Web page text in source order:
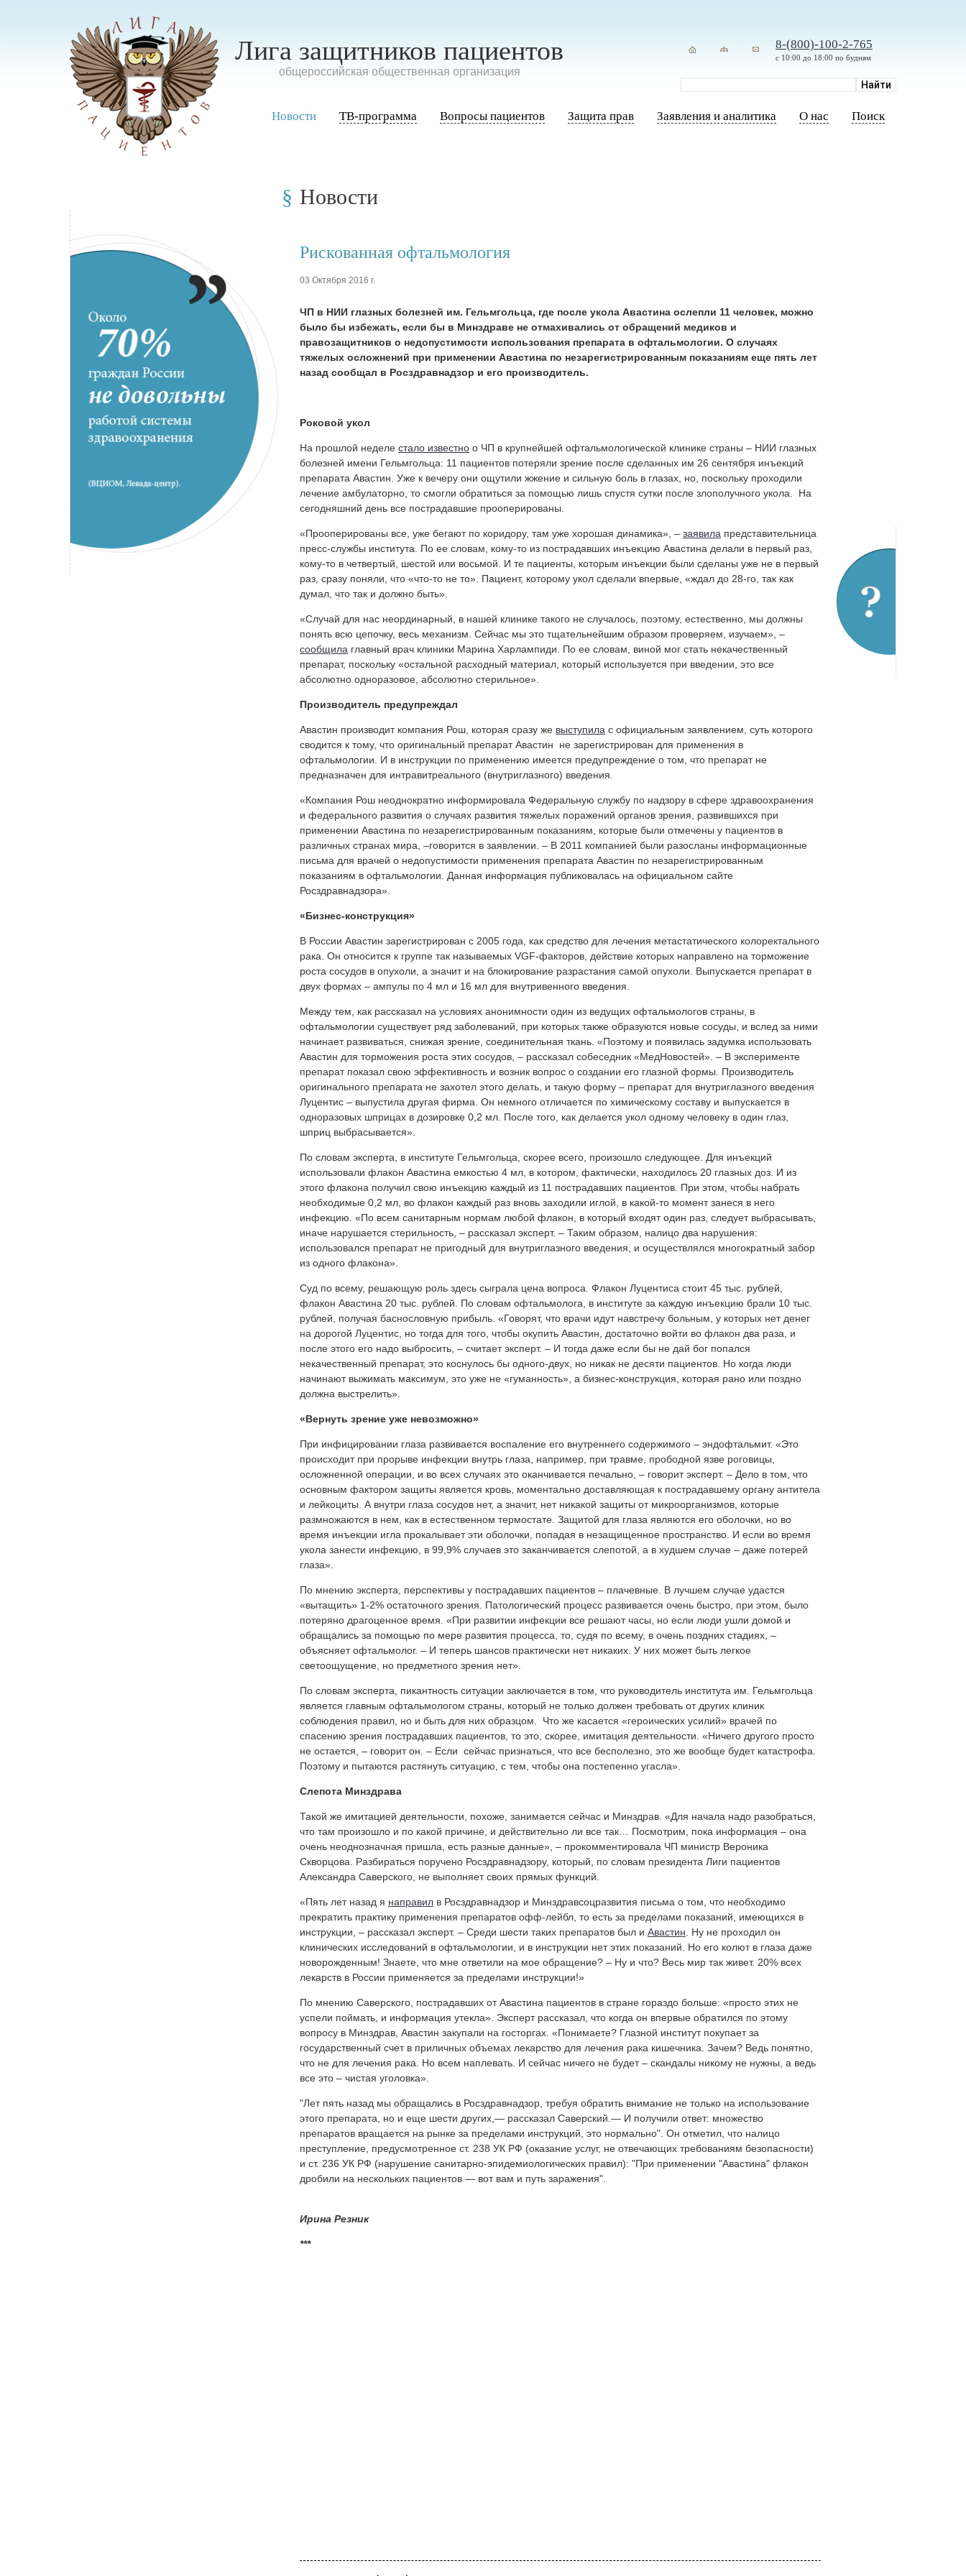
Лига защитников пациентов
oбщероссийская общественная организация
8-(800)-100-2-765
с 10:00 до 18:00 по будням
Новости ТВ-программа Вопросы пациентов Защита прав Заявления и аналитика О нас Поиск
Новости
Рискованная офтальмология
03 Октября 2016 г.
ЧП в НИИ глазных болезней им. Гельмгольца, где после укола Авастина ослепли 11 человек, можно
было бы избежать, если бы в Минздраве не отмахивались от обращений медиков и
правозащитников о недопустимости использования препарата в офтальмологии. О случаях
тяжелых осложнений при применении Авастина по незарегистрированным показаниям еще пять лет
назад сообщал в Росздравнадзор и его производитель.
Роковой укол
На прошлой неделе стало известно о ЧП в крупнейшей офтальмологической клинике страны – НИИ глазных
болезней имени Гельмгольца: 11 пациентов потеряли зрение после сделанных им 26 сентября инъекций
препарата Авастин. Уже к вечеру они ощутили жжение и сильную боль в глазах, но, поскольку проходили
лечение амбулаторно, то смогли обратиться за помощью лишь спустя сутки после злополучного укола. На
сегодняшний день все пострадавшие прооперированы.
«Прооперированы все, уже бегают по коридору, там уже хорошая динамика», – заявила представительница
пресс-службы института. По ее словам, кому-то из пострадавших инъекцию Авастина делали в первый раз,
кому-то в четвертый, шестой или восьмой. И те пациенты, которым инъекции были сделаны уже не в первый
раз, сразу поняли, что «что-то не то». Пациент, которому укол сделали впервые, «ждал до 28-го, так как
думал, что так и должно быть».
«Случай для нас неординарный, в нашей клинике такого не случалось, поэтому, естественно, мы должны
понять всю цепочку, весь механизм. Сейчас мы это тщательнейшим образом проверяем, изучаем», –
сообщила главный врач клиники Марина Харлампиди. По ее словам, виной мог стать некачественный
препарат, поскольку «остальной расходный материал, который используется при введении, это все
абсолютно одноразовое, абсолютно стерильное».
Производитель предупреждал
Авастин производит компания Рош, которая сразу же выступила с официальным заявлением, суть которого
сводится к тому, что оригинальный препарат Авастин не зарегистрирован для применения в
офтальмологии. И в инструкции по применению имеется предупреждение о том, что препарат не
предназначен для интравитреального (внутриглазного) введения.
«Компания Рош неоднократно информировала Федеральную службу по надзору в сфере здравоохранения
и федерального развития о случаях развития тяжелых поражений органов зрения, развившихся при
применении Авастина по незарегистрированным показаниям, которые были отмечены у пациентов в
различных странах мира, –говорится в заявлении. – В 2011 компанией были разосланы информационные
письма для врачей о недопустимости применения препарата Авастин по незарегистрированным
показаниям в офтальмологии. Данная информация публиковалась на официальном сайте
Росздравнадзора».
«Бизнес-конструкция»
В России Авастин зарегистрирован с 2005 года, как средство для лечения метастатического колоректального
рака. Он относится к группе так называемых VGF-факторов, действие которых направлено на торможение
роста сосудов в опухоли, а значит и на блокирование разрастания самой опухоли. Выпускается препарат в
двух формах – ампулы по 4 мл и 16 мл для внутривенного введения.
Между тем, как рассказал на условиях анонимности один из ведущих офтальмологов страны, в
офтальмологии существует ряд заболеваний, при которых также образуются новые сосуды, и вслед за ними
начинает развиваться, снижая зрение, соединительная ткань. «Поэтому и появилась задумка использовать
Авастин для торможения роста этих сосудов, – рассказал собеседник «МедНовостей». – В эксперименте
препарат показал свою эффективность и возник вопрос о создании его глазной формы. Производитель
оригинального препарата не захотел этого делать, и такую форму – препарат для внутриглазного введения
Луцентис – выпустила другая фирма. Он немного отличается по химическому составу и выпускается в
одноразовых шприцах в дозировке 0,2 мл. После того, как делается укол одному человеку в один глаз,
шприц выбрасывается».
По словам эксперта, в институте Гельмгольца, скорее всего, произошло следующее. Для инъекций
использовали флакон Авастина емкостью 4 мл, в котором, фактически, находилось 20 глазных доз. И из
этого флакона получил свою инъекцию каждый из 11 пострадавших пациентов. При этом, чтобы набрать
необходимые 0,2 мл, во флакон каждый раз вновь заходили иглой, в какой-то момент занеся в него
инфекцию. «По всем санитарным нормам любой флакон, в который входят один раз, следует выбрасывать,
иначе нарушается стерильность, – рассказал эксперт. – Таким образом, налицо два нарушения:
использовался препарат не пригодный для внутриглазного введения, и осуществлялся многократный забор
из одного флакона».
Суд по всему, решающую роль здесь сыграла цена вопроса. Флакон Луцентиса стоит 45 тыс. рублей,
флакон Авастина 20 тыс. рублей. По словам офтальмолога, в институте за каждую инъекцию брали 10 тыс.
рублей, получая баснословную прибыль. «Говорят, что врачи идут навстречу больным, у которых нет денег
на дорогой Луцентис, но тогда для того, чтобы окупить Авастин, достаточно войти во флакон два раза, и
после этого его надо выбросить, – считает эксперт. – И тогда даже если бы не дай бог попался
некачественный препарат, это коснулось бы одного-двух, но никак не десяти пациентов. Но когда люди
начинают выжимать максимум, это уже не «гуманность», а бизнес-конструкция, которая рано или поздно
должна выстрелить».
«Вернуть зрение уже невозможно»
При инфицировании глаза развивается воспаление его внутреннего содержимого – эндофтальмит. «Это
происходит при прорыве инфекции внутрь глаза, например, при травме, прободной язве роговицы,
осложненной операции, и во всех случаях это оканчивается печально, – говорит эксперт. – Дело в том, что
основным фактором защиты является кровь, моментально доставляющая к пострадавшему органу антитела
и лейкоциты. А внутри глаза сосудов нет, а значит, нет никакой защиты от микроорганизмов, которые
размножаются в нем, как в естественном термостате. Защитой для глаза являются его оболочки, но во
время инъекции игла прокалывает эти оболочки, попадая в незащищенное пространство. И если во время
укола занести инфекцию, в 99,9% случаев это заканчивается слепотой, а в худшем случае – даже потерей
глаза».
По мнению эксперта, перспективы у пострадавших пациентов – плачевные. В лучшем случае удастся
«вытащить» 1-2% остаточного зрения. Патологический процесс развивается очень быстро, при этом, было
потеряно драгоценное время. «При развитии инфекции все решают часы, но если люди ушли домой и
обращались за помощью по мере развития процесса, то, судя по всему, в очень поздних стадиях, –
объясняет офтальмолог. – И теперь шансов практически нет никаких. У них может быть легкое
светоощущение, но предметного зрения нет».
По словам эксперта, пикантность ситуации заключается в том, что руководитель института им. Гельмгольца
является главным офтальмологом страны, который не только должен требовать от других клиник
соблюдения правил, но и быть для них образцом. Что же касается «героических усилий» врачей по
спасению зрения пострадавших пациентов, то это, скорее, имитация деятельности. «Ничего другого просто
не остается, – говорит он. – Если сейчас признаться, что все бесполезно, это же вообще будет катастрофа.
Поэтому и пытаются растянуть ситуацию, с тем, чтобы она постепенно угасла».
Слепота Минздрава
Такой же имитацией деятельности, похоже, занимается сейчас и Минздрав. «Для начала надо разобраться,
что там произошло и по какой причине, и действительно ли все так… Посмотрим, пока информация – она
очень неоднозначная пришла, есть разные данные», – прокомментировала ЧП министр Вероника
Скворцова. Разбираться поручено Росздравнадзору, который, по словам президента Лиги пациентов
Александра Саверского, не выполняет своих прямых функций.
«Пять лет назад я направил в Росздравнадзор и Минздравсоцразвития письма о том, что необходимо
прекратить практику применения препаратов офф-лейбл, то есть за пределами показаний, имеющихся в
инструкции, – рассказал эксперт. – Среди шести таких препаратов был и Авастин. Ну не проходил он
клинических исследований в офтальмологии, и в инструкции нет этих показаний. Но его колют в глаза даже
новорожденным! Знаете, что мне ответили на мое обращение? – Ну и что? Весь мир так живет. 20% всех
лекарств в России применяется за пределами инструкции!»
По мнению Саверского, пострадавших от Авастина пациентов в стране гораздо больше: «просто этих не
успели поймать, и информация утекла». Эксперт рассказал, что когда он впервые обратился по этому
вопросу в Минздрав, Авастин закупали на госторгах. «Понимаете? Глазной институт покупает за
государственный счет в приличных объемах лекарство для лечения рака кишечника. Зачем? Ведь понятно,
что не для лечения рака. Но всем наплевать. И сейчас ничего не будет – скандалы никому не нужны, а ведь
все это – чистая уголовка».
"Лет пять назад мы обращались в Росздравнадзор, требуя обратить внимание не только на использование
этого препарата, но и еще шести других,— рассказал Саверский.— И получили ответ: множество
препаратов вращается на рынке за пределами инструкций, это нормально". Он отметил, что налицо
преступление, предусмотренное ст. 238 УК РФ (оказание услуг, не отвечающих требованиям безопасности)
и ст. 236 УК РФ (нарушение санитарно-эпидемиологических правил): "При применении "Авастина" флакон
дробили на нескольких пациентов — вот вам и путь заражения".
Ирина Резник
***